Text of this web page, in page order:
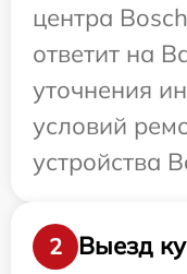
центра
ответит на
уточнения
условий
устройства
2 Выезд